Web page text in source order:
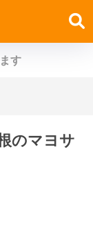
す
のマヨサ